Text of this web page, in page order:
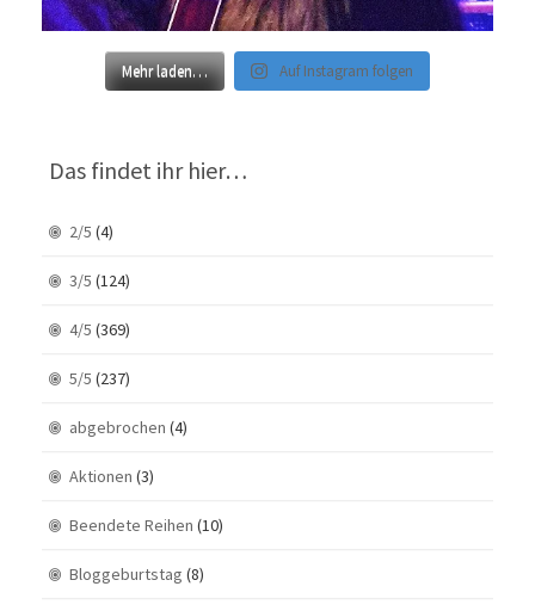
Mehr laden… Auf Instagram folgen
Das findet ihr hier…
2/5 (4)
3/5 (124)
4/5 (369)
5/5 (237)
abgebrochen (4)
Aktionen (3)
Beendete Reihen (10)
Bloggeburtstag (8)